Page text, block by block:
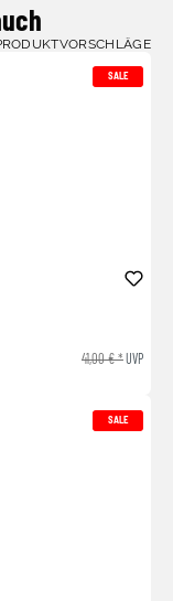
SALE
41,00 € *UVP
SALE